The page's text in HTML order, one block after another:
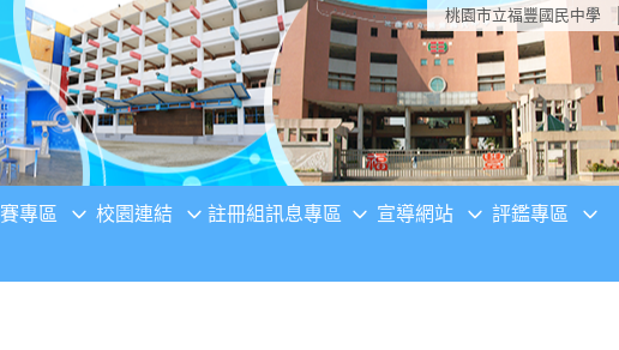
桃園市立福豐國民中學
專區 校園連結 註冊組訊息專區 宣導網站 評鑑專區